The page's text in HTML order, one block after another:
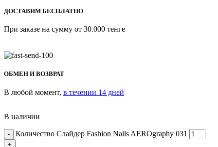
ДОСТАВИМ БЕСПЛАТНО
При заказе на сумму от 30.000 тенге
ОБМЕН И ВОЗВРАТ
В любой момент, в течении 14 дней
В наличии
Количество Слайдер Fashion Nails AEROgraphy 031